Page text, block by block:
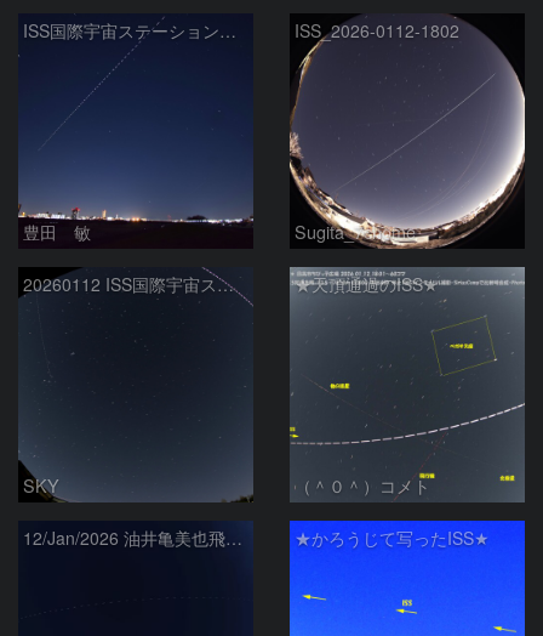
ISS国際宇宙ステーションと沈む夏の大三角 2026/1/12
豊田 敏
ISS_2026-0112-1802
Sugita_7chome
20260112 ISS国際宇宙ステーション
SKY
★天頂通過のISS★
（＾０＾）コメト
12/Jan/2026 油井亀美也飛行士搭乗中のISS ★かろうじて写ったISS★